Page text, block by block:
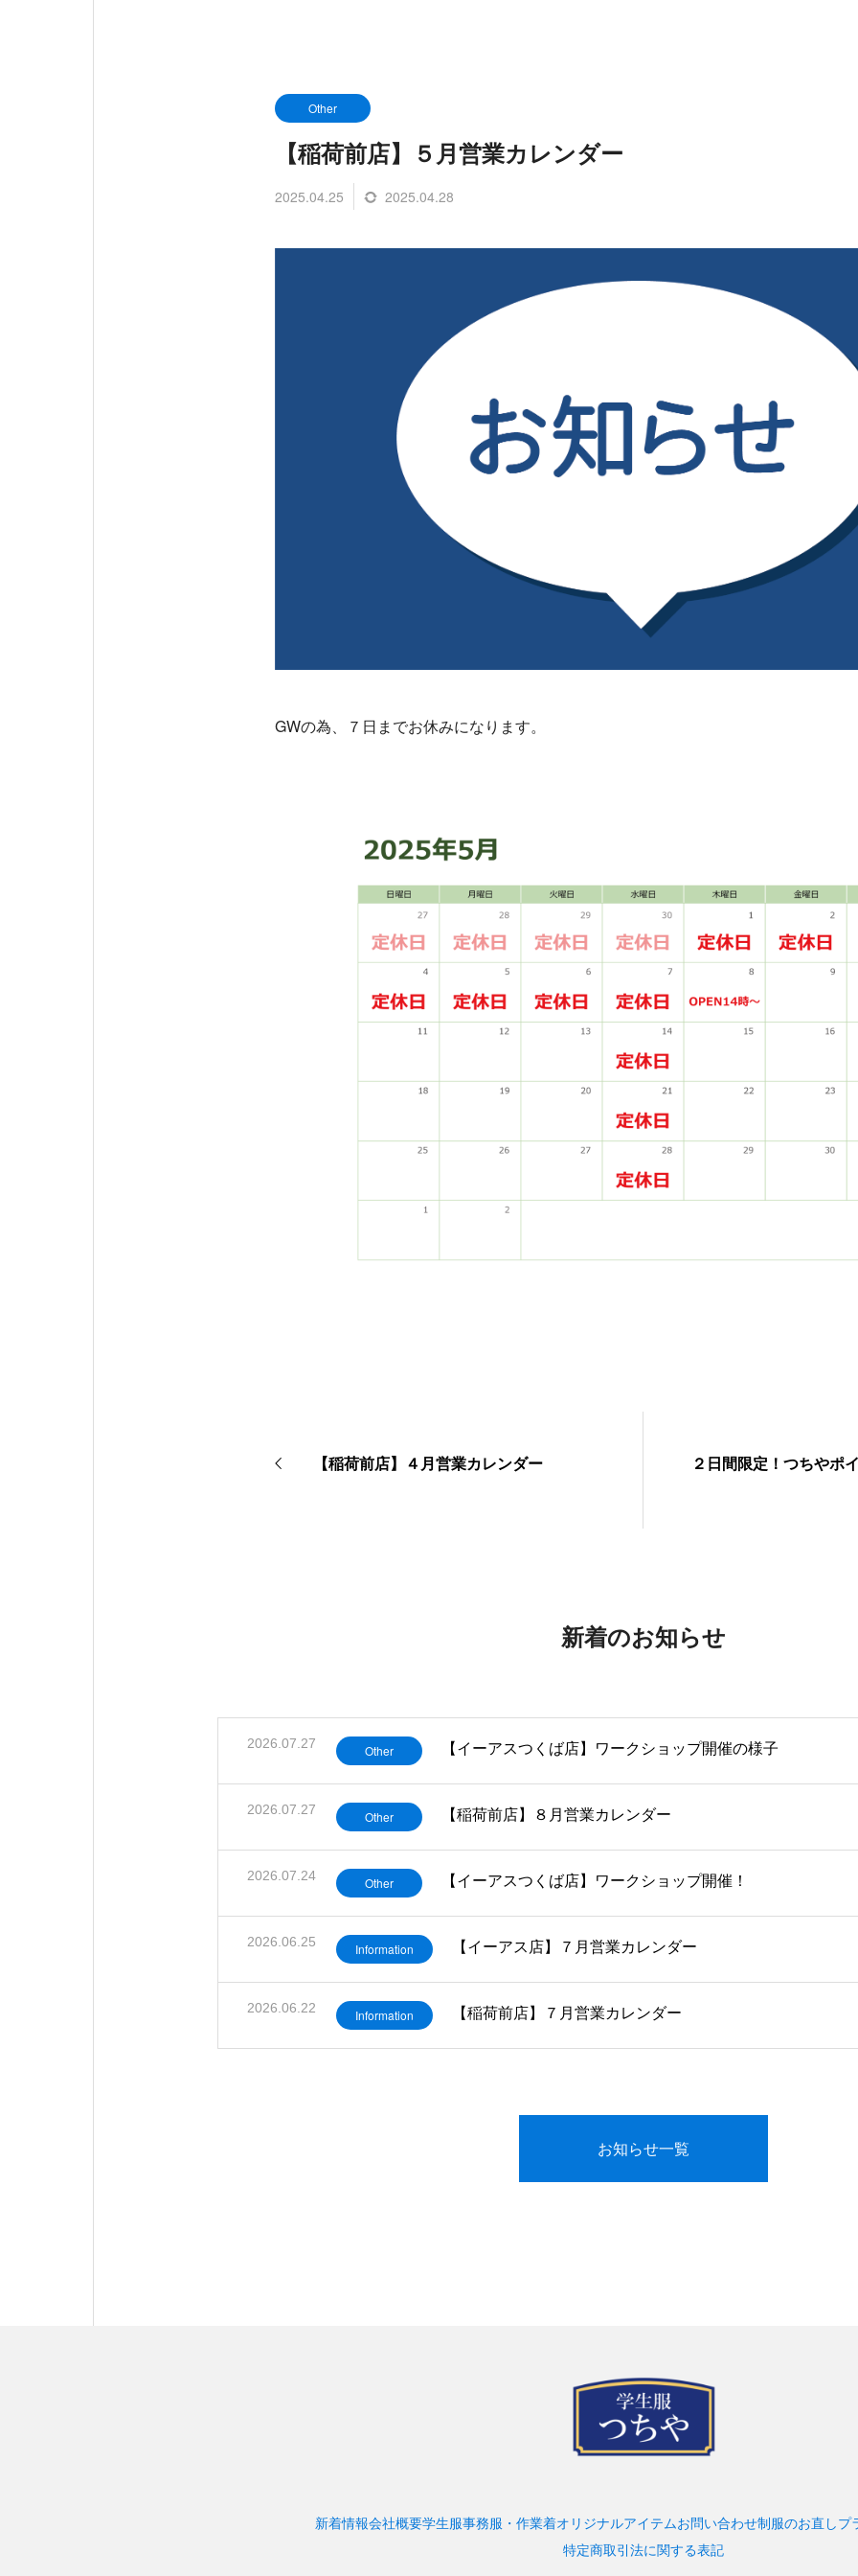
Other
【稲荷前店】５月営業カレンダー
2025.04.25 2025.04.28
GWの為、７日までお休みになります。
【稲荷前店】４月営業カレンダー ２日間限定！つちやポ
新着のお知らせ
2026.07.27 Other 【イーアスつくば店】ワークショップ開催の様子
2026.07.27 Other 【稲荷前店】８月営業カレンダー
2026.07.24 Other 【イーアスつくば店】ワークショップ開催！
2026.06.25 Information 【イーアス店】７月営業カレンダー
2026.06.22 Information 【稲荷前店】７月営業カレンダー
お知らせ一覧
新着情報会社概要学生服事務服・作業着オリジナルアイテムお問い合わせ制服のお直しプ
特定商取引法に関する表記